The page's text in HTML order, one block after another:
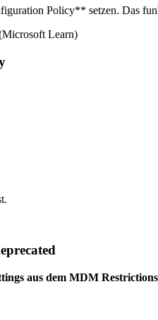
Policy** setzen. Das
Learn)
aus dem MDM